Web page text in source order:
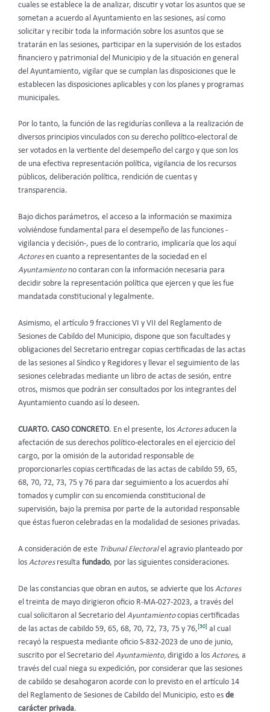
cuales se establece la de analizar, discutir y votar los asuntos que se
sometan a acuerdo al Ayuntamiento en las sesiones, así como
solicitar y recibir toda la información sobre los asuntos que se
tratarán en las sesiones, participar en la supervisión de los estados
financiero y patrimonial del Municipio y de la situación en general
del Ayuntamiento, vigilar que se cumplan las disposiciones que le
establecen las disposiciones aplicables y con los planes y programas
municipales.
Por lo tanto, la función de las regidurías conlleva a la realización de
diversos principios vinculados con su derecho político-electoral de
ser votados en la vertiente del desempeño del cargo y que son los
de una efectiva representación política, vigilancia de los recursos
públicos, deliberación política, rendición de cuentas y
transparencia.
Bajo dichos parámetros, el acceso a la información se maximiza
volviéndose fundamental para el desempeño de las funciones -
vigilancia y decisión-, pues de lo contrario, implicaría que los aquí
Actoresen cuanto a representantes de la sociedad en el
Ayuntamientono contaran con la información necesaria para
decidir sobre la representación política que ejercen y que les fue
mandatada constitucional y legalmente.
Asimismo, el artículo 9 fracciones VI y VII del Reglamento de
Sesiones de Cabildo del Municipio, dispone que son facultades y
obligaciones del Secretario entregar copias certificadas de las actas
de las sesiones al Síndico y Regidores y llevar el seguimiento de las
sesiones celebradas mediante un libro de actas de sesión, entre
otros, mismos que podrán ser consultados por los integrantes del
Ayuntamiento cuando así lo deseen.
CUARTO. CASO CONCRETO. En el presente, los Actoresaducen la
afectación de sus derechos político-electorales en el ejercicio del
cargo, por la omisión de la autoridad responsable de
proporcionarles copias certificadas de las actas de cabildo 59, 65,
68, 70, 72, 73, 75 y 76 para dar seguimiento a los acuerdos ahí
tomados y cumplir con su encomienda constitucional de
supervisión, bajo la premisa por parte de la autoridad responsable
que éstas fueron celebradas en la modalidad de sesiones privadas.
A consideración de este Tribunal Electoralel agravio planteado por
los Actores resulta fundado, por las siguientes consideraciones.
De las constancias que obran en autos, se advierte que los Actores
el treinta de mayo dirigieron oficio R-MA-027-2023, a través del
cual solicitaron al Secretario del Ayuntamientocopias certificadas
de las actas de cabildo 59, 65, 68, 70, 72, 73, 75 y 76,[30] al cual
recayó la respuesta mediante oficio S-832-2023 de uno de junio,
suscrito por el Secretario del Ayuntamiento, dirigido a los Actores, a
través del cual niega su expedición, por considerar que las sesiones
de cabildo se desahogaron acorde con lo previsto en el artículo 14
del Reglamento de Sesiones de Cabildo del Municipio, esto es de
carácter privada.